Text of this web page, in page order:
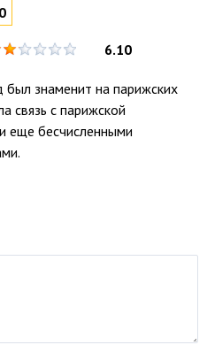
6.10
был знаменит на парижских
связь с парижской
еще бесчисленными